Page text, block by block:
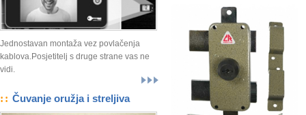
Jednostavan montaža vez povlačenja
kablova.Posjetitelj s druge strane vas ne
vidi.
:: Čuvanje oružja i streljiva